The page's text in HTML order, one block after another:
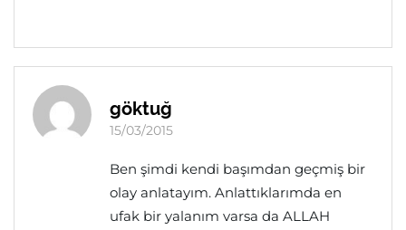
göktuğ
15/03/2015
Ben şimdi kendi başımdan geçmiş bir
olay anlatayım. Anlattıklarımda en
ufak bir yalanım varsa da ALLAH